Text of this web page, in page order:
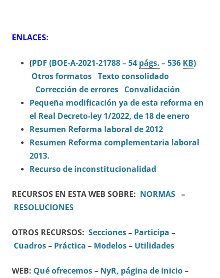
ENLACES:
(PDF (BOE-A-2021-21788 – 54 págs. – 536KB)
Otros formatos Texto consolidado
Corrección de errores Convalidación
Pequeña modificación ya de esta reforma en
el Real Decreto-ley 1/2022, de 18 de enero
Resumen Reforma laboral de 2012
Resumen Reforma complementaria laboral
2013.
Recurso de inconstitucionalidad
RECURSOS EN ESTA WEB SOBRE: NORMAS –
RESOLUCIONES
OTROS RECURSOS: Secciones– Participa –
Cuadros– Práctica – Modelos– Utilidades
WEB: Qué ofrecemos– NyR, página de inicio–